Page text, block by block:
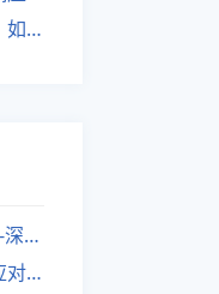
深圳网站设计专家揭秘：如何实现自适应网页设计
提升你网站PR值的方法--深圳网站分享如何提升PR值的意义
深圳网站建设专家教你应对突然网站排名下降的情况